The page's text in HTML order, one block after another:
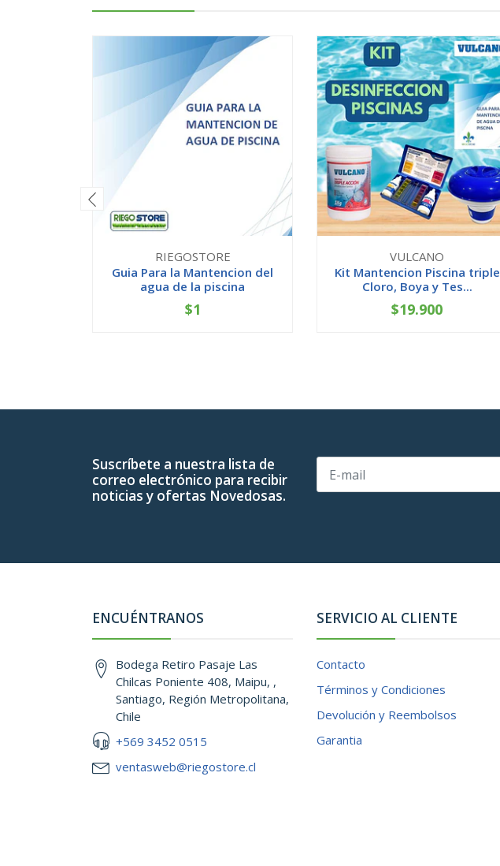
RIEGOSTORE
Guia Para la Mantencion del
agua de la piscina
$1
VULCANO
Kit Mantencion Piscina triple
Cloro, Boya y Tes...
+
$19.900
Suscríbete a nuestra lista de
correo electrónico para recibir
noticias y ofertas Novedosas.
ENCUÉNTRANOS
Bodega Retiro Pasaje Las
Chilcas Poniente 408, Maipu, ,
Santiago, Región Metropolitana,
Chile
+569 3452 0515
ventasweb@riegostore.cl
SERVICIO AL CLIENTE
Contacto
Términos y Condiciones
Devolución y Reembolsos
Garantia